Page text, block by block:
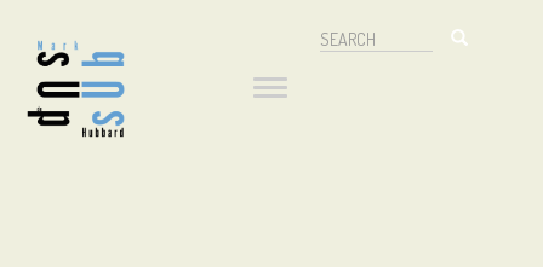
contenu
principal
Search
Navigation
principale